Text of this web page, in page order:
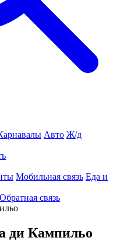
Авто Ж/д
Мобильная связь Еда и
Обратная связь
ди Кампильо